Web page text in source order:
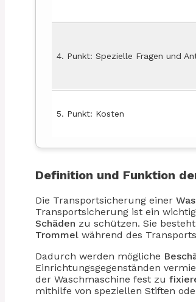
4. Punkt: Spezielle Fragen und
5. Punkt: Kosten
Definition und Funktion
Die Transportsicherung einer
Transportsicherung ist ein
Schäden zu schützen. Sie
Trommel während des
Dadurch werden mögliche
Einrichtungsgegenständen
der Waschmaschine fest zu
mithilfe von speziellen Stiften